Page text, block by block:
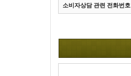
소비자상담 관련 전화번호